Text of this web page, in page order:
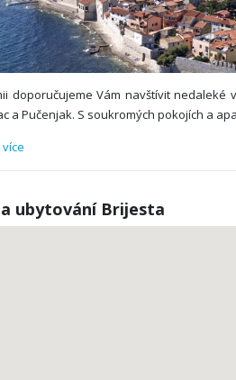
doporučujeme Vám navštívit nedaleké
a Pučenjak. S soukromých pokojích a
ubytování Brijesta